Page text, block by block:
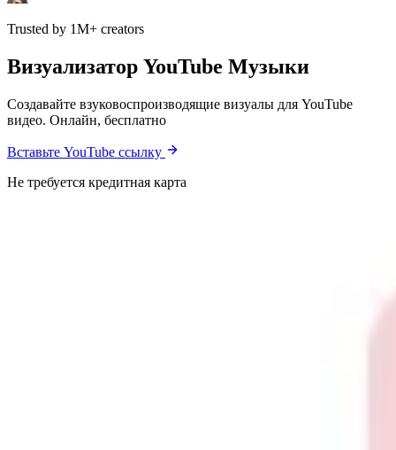
Trusted by 1M+ creators
Визуализатор YouTube Музыки
Создавайте взуковоспроизводящие визуалы для YouTube
видео. Онлайн, бесплатно
Вставьте YouTube ссылку
Не требуется кредитная карта